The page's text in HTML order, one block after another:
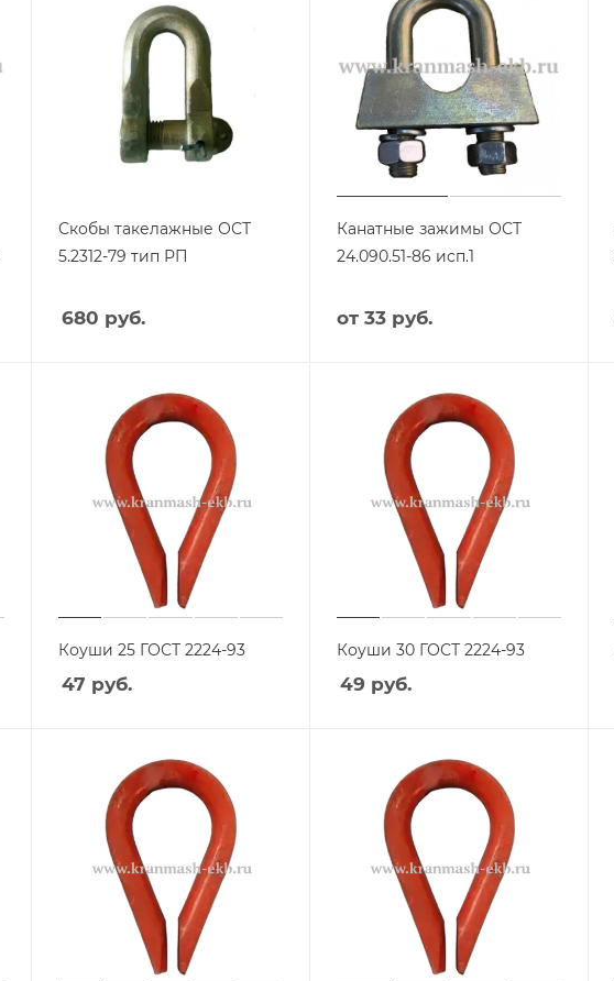
Скобы такелажные ОСТ
5.2312-79 тип РП
680 руб.
Канатные зажимы ОСТ
24.090.51-86 исп.1
от 33 руб.
Коуши 25 ГОСТ 2224-93
47 руб.
Коуши 30 ГОСТ 2224-93
49 руб.